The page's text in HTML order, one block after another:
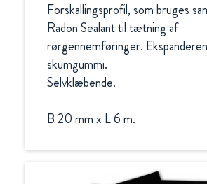
Forskallingsprofil, som bruges
Radon Sealant til tætning af
rørgennemføringer.
skumgummi.
Selvklæbende.
B 20 mm x L 6 m.